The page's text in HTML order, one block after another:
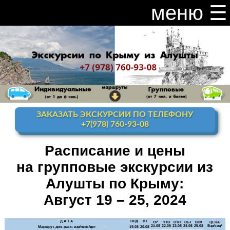
меню ☰
закрыть меню ×
Расписание и цены на экскурсии 2026
Индивидуальные экскурсии по Крыму
Видео канал Youtube
Ай-Петри
Алупка + Ай-Петри
Алупка Воронцовскийдворец
ЗАКАЗАТЬ ЭКСКУРСИИ ПО ТЕЛЕФОНУ
+7(978) 760-93-08
Расписание и цены
на групповые экскурсии из
Алушты по Крыму:
Август 19 – 25, 2024